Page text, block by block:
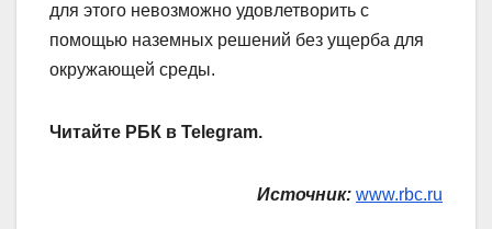
для этого невозможно удовлетворить с
помощью наземных решений без ущерба для
окружающей среды.
Читайте РБК в Telegram.
Источник: www.rbc.ru